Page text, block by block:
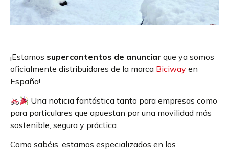
¡Estamos supercontentos de anunciar que ya somos
oficialmente distribuidores de la marca Biciway en
España!
Una noticia fantástica tanto para empresas como
para particulares que apuestan por una movilidad más
sostenible, segura y práctica.
Como sabéis, estamos especializados en los